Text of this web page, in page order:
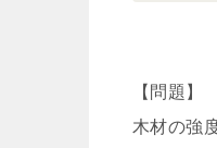
【問題】
木材の強